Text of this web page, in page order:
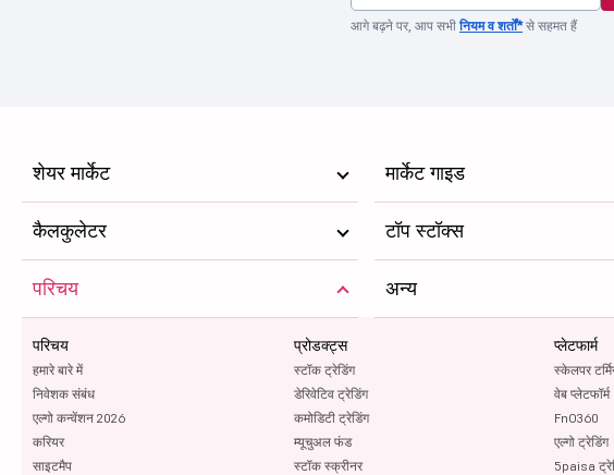
आगे बढ़ने पर, आप सभीनियम व शर्तों*से सहमत हैं
शेयर मार्केट मार्केट गाइड
कैलकुलेटर टॉप स्टॉक्स
परिचय
परिचय
हमारे बारे में
निवेशक संबंध
एल्गो कन्वेंशन 2026
करियर
साइटमैप
प्रोडक्ट्स
स्टॉक ट्रेडिंग
डेरिवेटिव ट्रेडिंग
कमोडिटी ट्रेडिंग
म्यूचुअल फंड
स्टॉक स्क्रीनर
प्लेटफार्म
स्केलपर
वेब प्लेटफॉर्म
FnO360
एल्गो ट्रेडिंग
5paisa
अन्य